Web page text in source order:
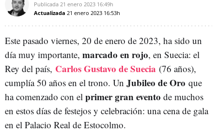
Publicada 21 enero 2023 16:49h
Actualizada 21 enero 2023 16:53h
Este pasado viernes, 20 de enero de 2023, ha sido un
día muy importante, marcado en rojo, en Suecia: el
Rey del país, Carlos Gustavo de Suecia (76 años),
cumplía 50 años en el trono. Un Jubileo de Oro que
ha comenzado con el primer gran evento de muchos
en estos días de festejos y celebración: una cena de gala
en el Palacio Real de Estocolmo.